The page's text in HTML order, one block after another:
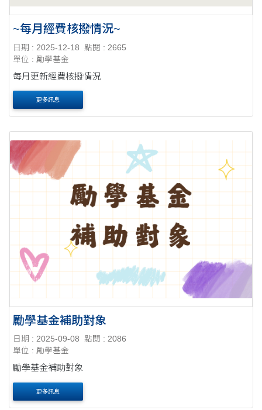
~每月經費核撥情況~
日期 : 2025-12-18
點閱 : 2665
單位 : 勵學基金
每月更新經費核撥情況
更多訊息
勵學基金補助對象
日期 : 2025-09-08
點閱 : 2086
單位 : 勵學基金
勵學基金補助對象
更多訊息